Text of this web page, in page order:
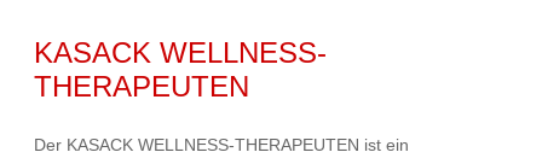
KASACK WELLNESS-
THERAPEUTEN
Der KASACK WELLNESS-THERAPEUTEN ist ein